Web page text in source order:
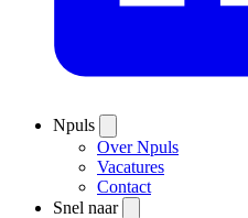
Npuls
Over Npuls
Vacatures
Contact
Snel naar